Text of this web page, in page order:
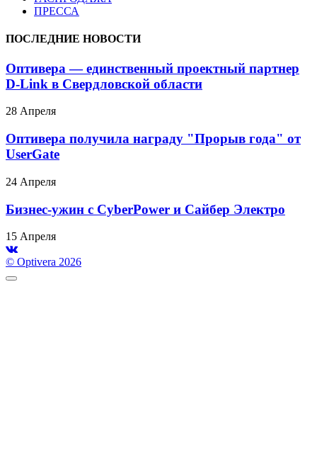
ПРЕССА
ПОСЛЕДНИЕ НОВОСТИ
Оптивера — единственный проектный партнер
D-Link в Свердловской области
28 Апреля
Оптивера получила награду "Прорыв года" от
UserGate
24 Апреля
Бизнес-ужин с CyberPower и Сайбер Электро
15 Апреля
© Optivera 2026